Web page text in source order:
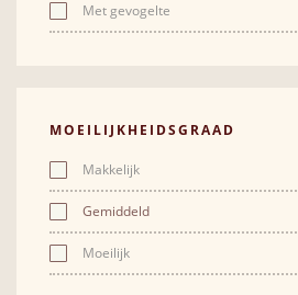
Met gevogelte
MOEILIJKHEIDSGRAAD
Makkelijk
Gemiddeld
Moeilijk